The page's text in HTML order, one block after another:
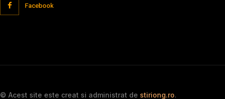
Facebook
© Acest site este creat si administrat de stiriong.ro.